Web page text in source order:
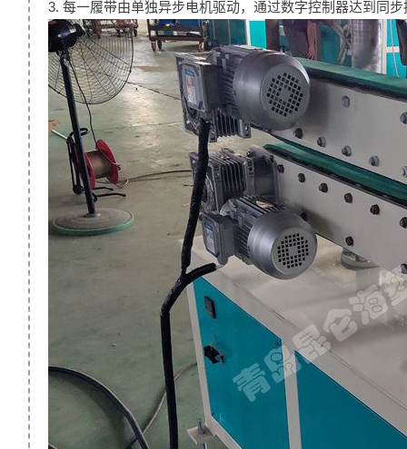
3. 每一履带由单独异步电机驱动，通过数字控制器达到同